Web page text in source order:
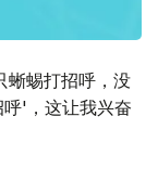
蜥蜴打招呼，没
呼'，这让我兴奋